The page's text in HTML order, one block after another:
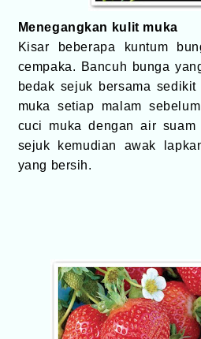
Menegangkan kulit muka
Kisar beberapa kuntum
cempaka. Bancuh bunga
bedak sejuk bersama
muka setiap malam
cuci muka dengan air
sejuk kemudian awak
yang bersih.